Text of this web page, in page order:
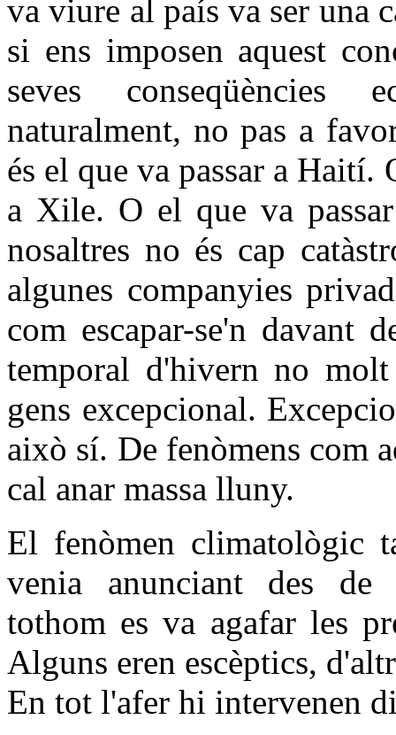
va viure al país va ser una
si ens imposen aquest
seves conseqüències
naturalment, no pas a
és el que va passar a Haití.
a Xile. O el que va
nosaltres no és cap
algunes companyies
com escapar-se'n davant
temporal d'hivern no
gens excepcional.
això sí. De fenòmens com
cal anar massa lluny.
El fenòmen climatològic
venia anunciant des de
tothom es va agafar les
Alguns eren escèptics,
En tot l'afer hi intervenen